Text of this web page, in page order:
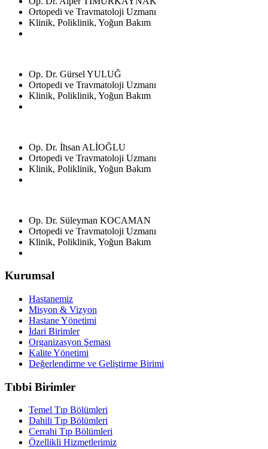
Ortopedi ve Travmatoloji Uzmanı
Klinik, Poliklinik, Yoğun Bakım
Op. Dr. Gürsel YULUĞ
Ortopedi ve Travmatoloji Uzmanı
Klinik, Poliklinik, Yoğun Bakım
Op. Dr. İhsan ALİOĞLU
Ortopedi ve Travmatoloji Uzmanı
Klinik, Poliklinik, Yoğun Bakım
Op. Dr. Süleyman KOCAMAN
Ortopedi ve Travmatoloji Uzmanı
Klinik, Poliklinik, Yoğun Bakım
Kurumsal
Hastanemiz
Misyon & Vizyon
Hastane Yönetimi
İdari Birimler
Organizasyon Şeması
Kalite Yönetimi
Değerlendirme ve Geliştirme Birimi
Tıbbi Birimler
Temel Tıp Bölümleri
Dahili Tıp Bölümleri
Cerrahi Tıp Bölümleri
Özellikli Hizmetlerimiz